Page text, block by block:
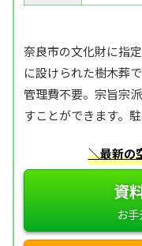
奈良市の文化財に指
に設けられた樹木葬
管理費不要。宗旨宗
すことができます。
＼最新の
資